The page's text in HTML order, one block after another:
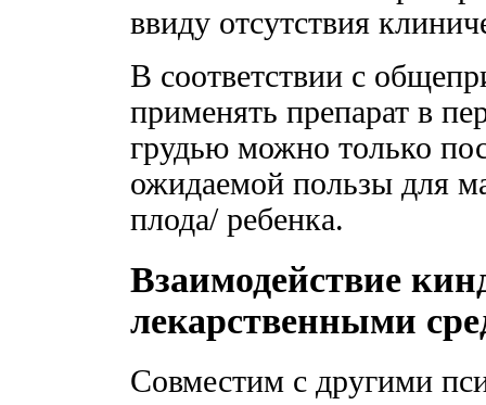
ввиду отсутствия
В соответствии с
применять препарат в
грудью можно только
ожидаемой пользы для
плода/ ребенка.
Взаимодействие
лекарственными
Совместим с другими